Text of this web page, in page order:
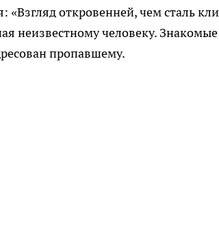
откровенней, чем сталь
неизвестному человеку.
пропавшему.